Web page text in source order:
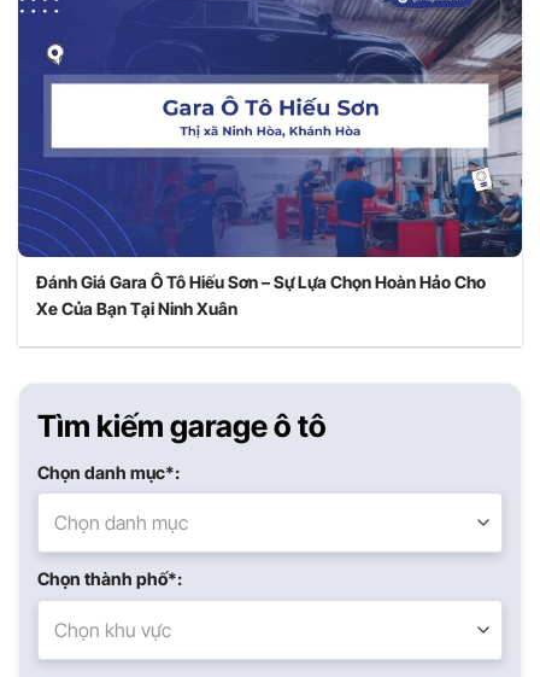
Đánh Giá Gara Ô Tô Hiếu Sơn – Sự Lựa Chọn Hoàn Hảo Cho
Xe Của Bạn Tại Ninh Xuân
Tìm kiếm garage ô tô
Chọn danh mục*:
Chọn danh mục
Chọn thành phố*:
Chọn khu vực